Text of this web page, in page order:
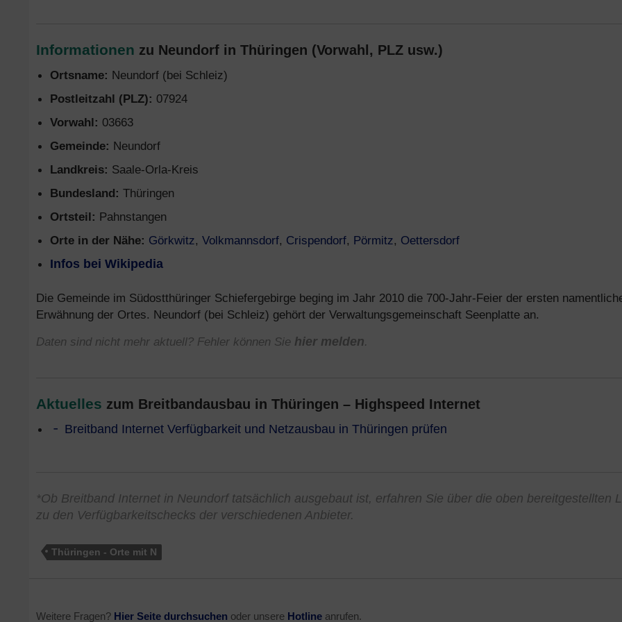
Informationen zu Neundorf in Thüringen (Vorwahl, PLZ usw.)
Ortsname: Neundorf (bei Schleiz)
Postleitzahl (PLZ): 07924
Vorwahl: 03663
Gemeinde: Neundorf
Landkreis: Saale-Orla-Kreis
Bundesland: Thüringen
Ortsteil: Pahnstangen
Orte in der Nähe: Görkwitz, Volkmannsdorf, Crispendorf, Pörmitz, Oettersdorf
Infos bei Wikipedia
Die Gemeinde im Südostthüringer Schiefergebirge beging im Jahr 2010 die 700-Jahr-Feier der ersten
Erwähnung der Ortes. Neundorf (bei Schleiz) gehört der Verwaltungsgemeinschaft Seenplatte an.
Daten sind nicht mehr aktuell? Fehler können Sie hier melden.
Aktuelles zum Breitbandausbau in Thüringen – Highspeed Internet
Breitband Internet Verfügbarkeit und Netzausbau in Thüringen prüfen
*Ob Breitband Internet in Neundorf tatsächlich ausgebaut ist, erfahren Sie über die oben bereitgestellten
zu den Verfügbarkeitschecks der verschiedenen Anbieter.
Thüringen - Orte mit N
Weitere Fragen? Hier Seite durchsuchen oder unsere Hotline anrufen.